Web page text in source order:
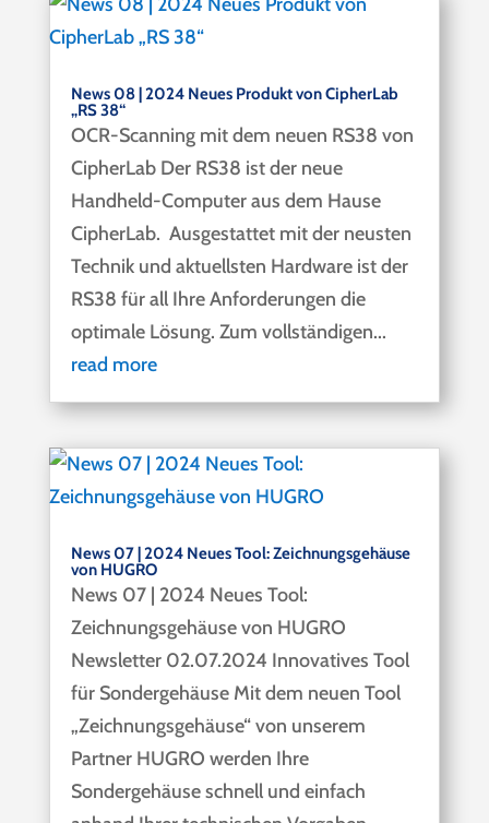
News 08 | 2024 Neues Produkt von CipherLab
„RS 38“
OCR-Scanning mit dem neuen RS38 von
CipherLab ​Der RS38 ist der neue
Handheld-Computer aus dem Hause
CipherLab. Ausgestattet mit der neusten
Technik und aktuellsten Hardware ist der
RS38 für all Ihre Anforderungen die
optimale Lösung. Zum vollständigen...
read more
News 07 | 2024 Neues Tool: Zeichnungsgehäuse
von HUGRO
News 07 | 2024 Neues Tool:
Zeichnungsgehäuse von HUGRO
Newsletter 02.07.2024 Innovatives Tool
für Sondergehäuse Mit dem neuen Tool
„Zeichnungsgehäuse“ von unserem
Partner HUGRO werden Ihre
Sondergehäuse schnell und einfach